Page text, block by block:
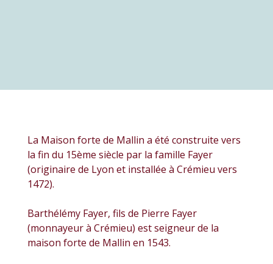
La Maison forte de Mallin a été construite vers
la fin du 15ème siècle par la famille Fayer
(originaire de Lyon et installée à Crémieu vers
1472).
Barthélémy Fayer, fils de Pierre Fayer
(monnayeur à Crémieu) est seigneur de la
maison forte de Mallin en 1543.